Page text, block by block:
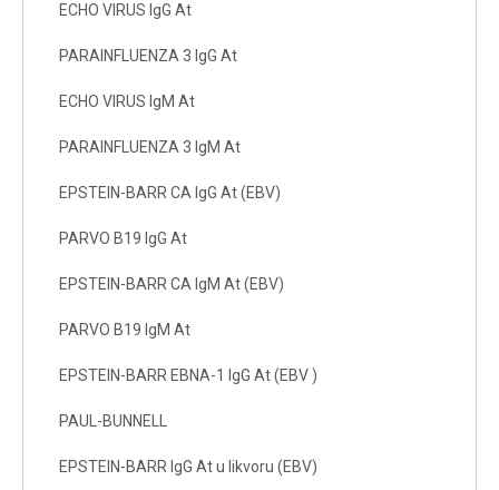
ECHO VIRUS IgG At
PARAINFLUENZA 3 IgG At
ECHO VIRUS IgM At
PARAINFLUENZA 3 IgM At
EPSTEIN-BARR CA IgG At (EBV)
PARVO B19 IgG At
EPSTEIN-BARR CA IgM At (EBV)
PARVO B19 IgM At
EPSTEIN-BARR EBNA-1 IgG At (EBV )
PAUL-BUNNELL
EPSTEIN-BARR IgG At u likvoru (EBV)